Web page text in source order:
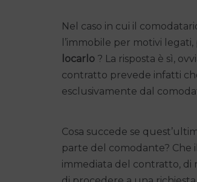
Nel caso in cui il
l’immobile per motivi
locarlo ? La risposta è sì,
contratto prevede infatti
esclusivamente dal
Cosa succede se
parte del comodante? Che
immediata del contratto, di